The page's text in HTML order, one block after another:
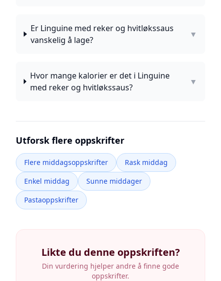
Er Linguine med reker og hvitløkssaus
vanskelig å lage?
▼
Hvor mange kalorier er det i Linguine
med reker og hvitløkssaus?
▼
Utforsk flere oppskrifter
Flere middagsoppskrifter
Rask middag
Enkel middag
Sunne middager
Pastaoppskrifter
Likte du denne oppskriften?
Din vurdering hjelper andre å finne gode
oppskrifter.